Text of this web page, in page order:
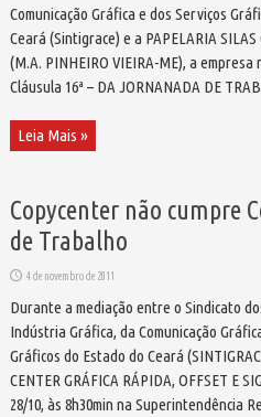
Comunicação Gráfica e dos Serviços
Ceará (Sintigrace) e a PAPELARIA SILAS
(M.A. PINHEIRO VIEIRA-ME), a empresa
Cláusula 16ª – DA JORNANADA DE
Leia Mais »
Copycenter não cumpre
de Trabalho
4 de novembro de 2011
Durante a mediação entre o Sindicato
Indústria Gráfica, da Comunicação
Gráficos do Estado do Ceará
CENTER GRÁFICA RÁPIDA, OFFSET E
28/10, às 8h30min na Superintendência